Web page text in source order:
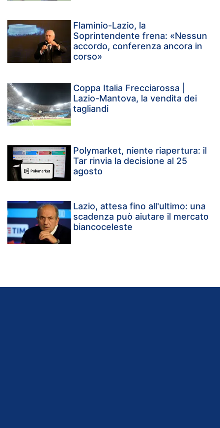
Flaminio-Lazio, la
Soprintendente frena: «Nessun
accordo, conferenza ancora in
corso»
Coppa Italia Frecciarossa |
Lazio-Mantova, la vendita dei
tagliandi
Polymarket, niente riapertura: il
Tar rinvia la decisione al 25
agosto
Lazio, attesa fino all'ultimo: una
scadenza può aiutare il mercato
biancoceleste